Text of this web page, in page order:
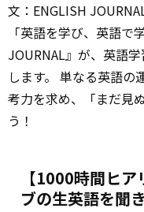
文：ENGLISH
「英語を学び、英語で
JOURNAL』が、英語
します。 単なる英語の
考力を求め、「まだ見
う！
【1000時間ヒ
ブの生英語を聞